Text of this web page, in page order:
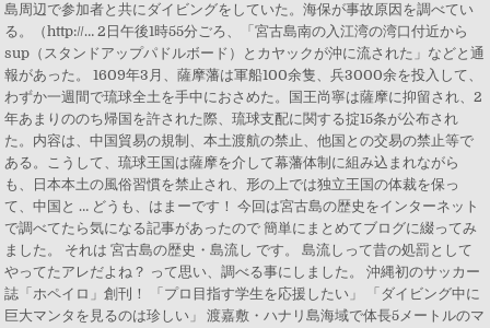
島周辺で参加者と共にダイビングをしていた。海保が事故原因を調べてい
る。（http://… 2日午後1時55分ごろ、「宮古島南の入江湾の湾口付近から
sup（スタンドアップパドルボード）とカヤックが沖に流された」などと通
報があった。 1609年3月、薩摩藩は軍船100余隻、兵3000余を投入して、
わずか一週間で琉球全土を手中におさめた。国王尚寧は薩摩に抑留され、2
年あまりののち帰国を許された際、琉球支配に関する掟15条が公布され
た。内容は、中国貿易の規制、本土渡航の禁止、他国との交易の禁止等で
ある。こうして、琉球王国は薩摩を介して幕藩体制に組み込まれながら
も、日本本土の風俗習慣を禁止され、形の上では独立王国の体裁を保っ
て、中国と … どうも、はまーです！ 今回は宮古島の歴史をインターネット
で調べてたら気になる記事があったので 簡単にまとめてブログに綴ってみ
ました。 それは 宮古島の歴史・島流し です。 島流しって昔の処罰として
やってたアレだよね？ って思い、調べる事にしました。 沖縄初のサッカー
誌「ホペイロ」創刊！ 「プロ目指す学生を応援したい」 「ダイビング中に
巨大マンタを見るのは珍しい」 渡嘉敷・ハナリ島海域で体長5メートルのマ